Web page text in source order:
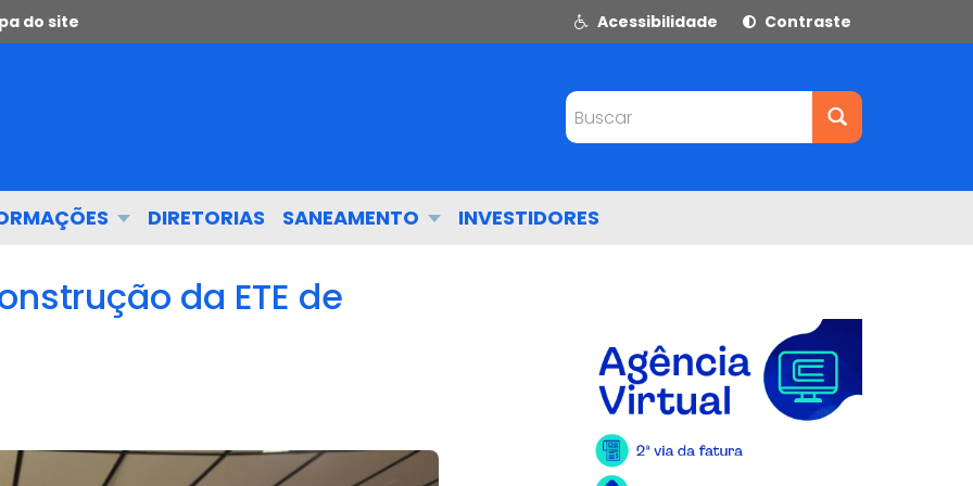
do site Acessibilidade Contraste
Buscar
DIRETORIAS SANEAMENTO INVESTIDORES
da ETE de